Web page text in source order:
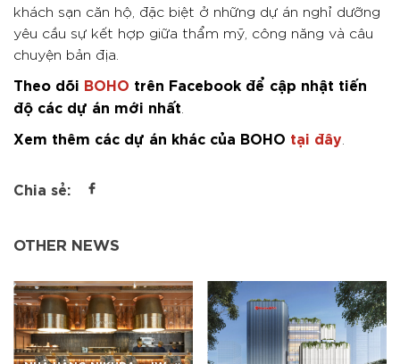
khách sạn căn hộ, đặc biệt ở những dự án nghỉ dưỡng
yêu cầu sự kết hợp giữa thẩm mỹ, công năng và câu
chuyện bản địa.
Theo dõi BOHO trên Facebook để cập nhật tiến
độ các dự án mới nhất
Xem thêm các dự án khác của BOHO tại đây
Chia sẻ:
OTHER NEWS